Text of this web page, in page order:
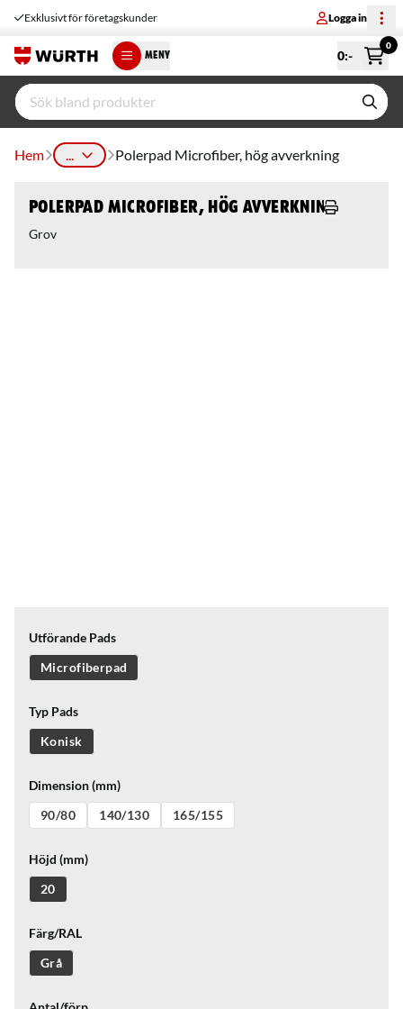
Exklusivt för företagskunder Logga in
MENY 0:-
0
Hem ... Polerpad Microfiber, hög avverkning
Polerpad Microfiber, hög avverkning
Grov
Utförande Pads
Microfiberpad
Typ Pads
Konisk
Dimension (mm)
90/80
140/130 165/155
Höjd (mm)
20
Färg/RAL
Grå